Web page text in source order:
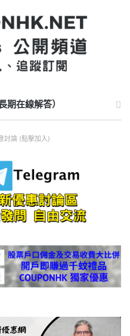
在線解答）
討論 (點擊加入)